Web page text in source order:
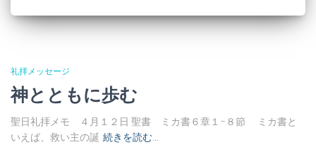
礼拝メッセージ
神とともに歩む
聖日礼拝メモ ４月１２日 聖書 ミカ書６章１−８節 ミカ書と
いえば、救い主の誕 続きを読む…